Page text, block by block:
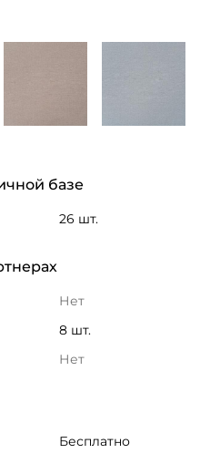
базе
26 шт.
Нет
8 шт.
Нет
Бесплатно